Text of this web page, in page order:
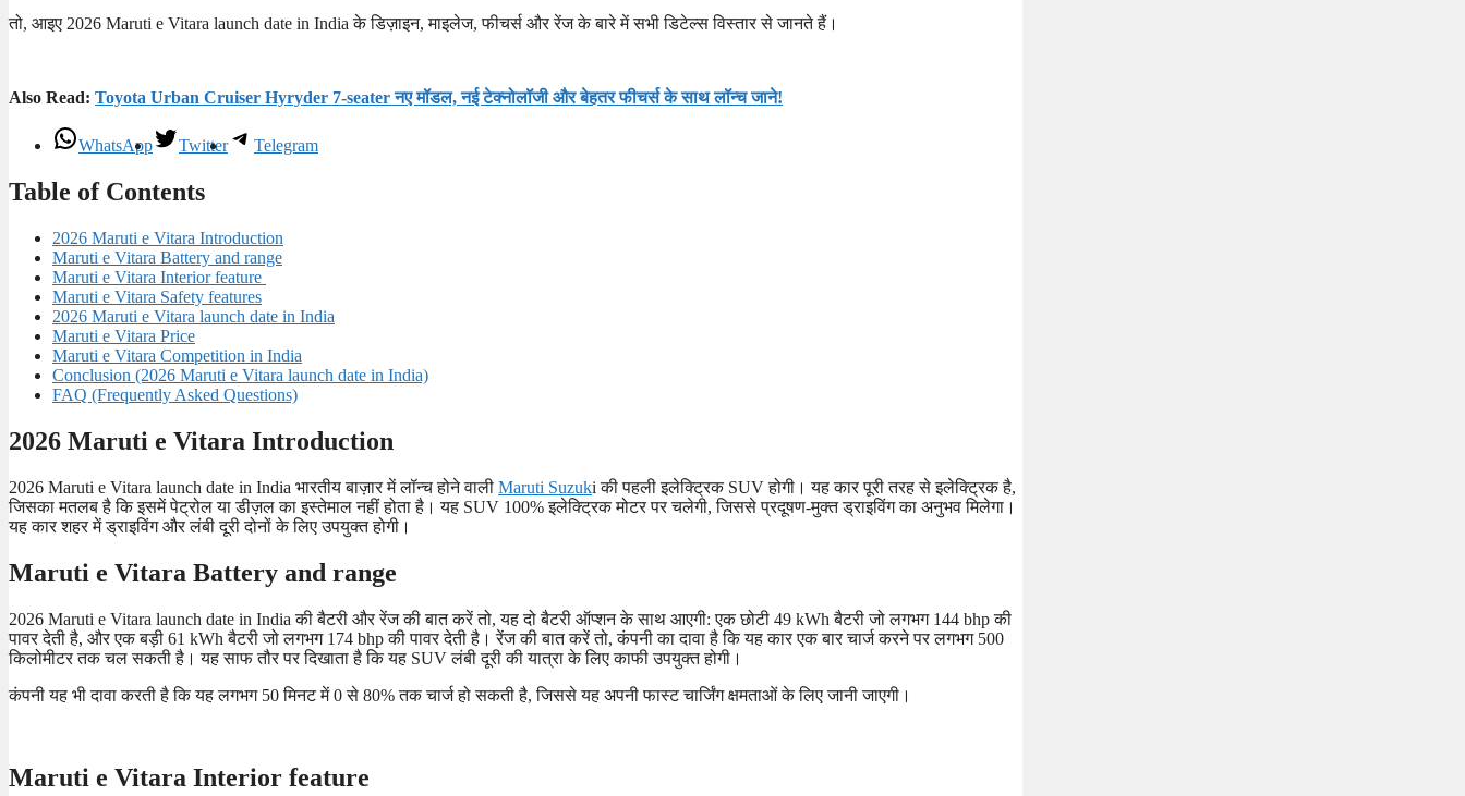
तो, आइए 2026 Maruti e Vitara launch date in India के डिज़ाइन, माइलेज, फीचर्स और रेंज के बारे में सभी डिटेल्स विस्तार से जानते हैं।
Also Read: Toyota Urban Cruiser Hyryder 7-seater नए मॉडल, नई टेक्नोलॉजी और बेहतर फीचर्स के साथ लॉन्च जाने!
WhatsApp Twitter Telegram
Table of Contents
2026 Maruti e Vitara Introduction
Maruti e Vitara Battery and range
Maruti e Vitara Interior feature
Maruti e Vitara Safety features
2026 Maruti e Vitara launch date in India
Maruti e Vitara Price
Maruti e Vitara Competition in India
Conclusion (2026 Maruti e Vitara launch date in India)
FAQ (Frequently Asked Questions)
2026 Maruti e Vitara Introduction
2026 Maruti e Vitara launch date in India भारतीय बाज़ार में लॉन्च होने वाली Maruti Suzuki की पहली इलेक्ट्रिक SUV होगी। यह कार पूरी तरह से इलेक्ट्रिक है,
जिसका मतलब है कि इसमें पेट्रोल या डीज़ल का इस्तेमाल नहीं होता है। यह SUV 100% इलेक्ट्रिक मोटर पर चलेगी, जिससे प्रदूषण-मुक्त ड्राइविंग का अनुभव मिलेगा।
यह कार शहर में ड्राइविंग और लंबी दूरी दोनों के लिए उपयुक्त होगी।
Maruti e Vitara Battery and range
2026 Maruti e Vitara launch date in India की बैटरी और रेंज की बात करें तो, यह दो बैटरी ऑप्शन के साथ आएगी: एक छोटी 49 kWh बैटरी जो लगभग 144 bhp की
पावर देती है, और एक बड़ी 61 kWh बैटरी जो लगभग 174 bhp की पावर देती है। रेंज की बात करें तो, कंपनी का दावा है कि यह कार एक बार चार्ज करने पर लगभग 500
किलोमीटर तक चल सकती है। यह साफ तौर पर दिखाता है कि यह SUV लंबी दूरी की यात्रा के लिए काफी उपयुक्त होगी।
कंपनी यह भी दावा करती है कि यह लगभग 50 मिनट में 0 से 80% तक चार्ज हो सकती है, जिससे यह अपनी फास्ट चार्जिंग क्षमताओं के लिए जानी जाएगी।
Maruti e Vitara Interior feature